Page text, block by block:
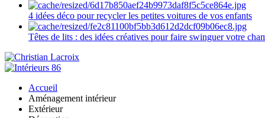
4 idées déco pour recycler les petites voitures de vos enfants
Têtes de lits : des idées créatives pour faire swinguer votre
Accueil
Aménagement intérieur
Extérieur